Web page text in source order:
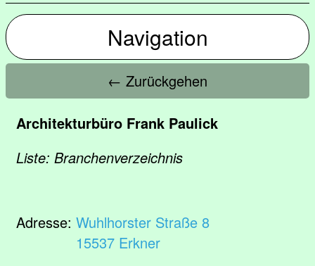
Navigation
← Zurückgehen
Architekturbüro Frank Paulick
Liste: Branchenverzeichnis
Adresse: Wuhlhorster Straße 8
15537 Erkner